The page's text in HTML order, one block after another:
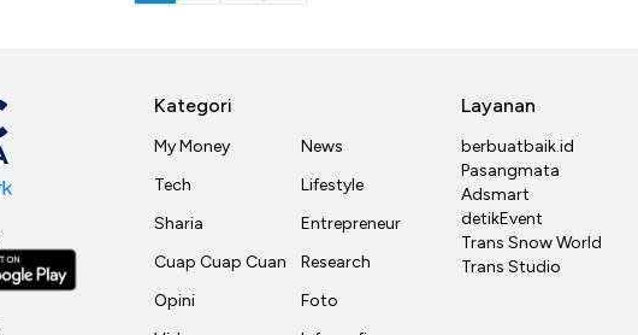
Kategori
My Money
Tech
Sharia
Cuap Cuap Cuan
Opini
News
Lifestyle
Entrepreneur
Research
Foto
Layanan
berbuatbaik.id
Pasangmata
Adsmart
detikEvent
Trans Snow World
Trans Studio